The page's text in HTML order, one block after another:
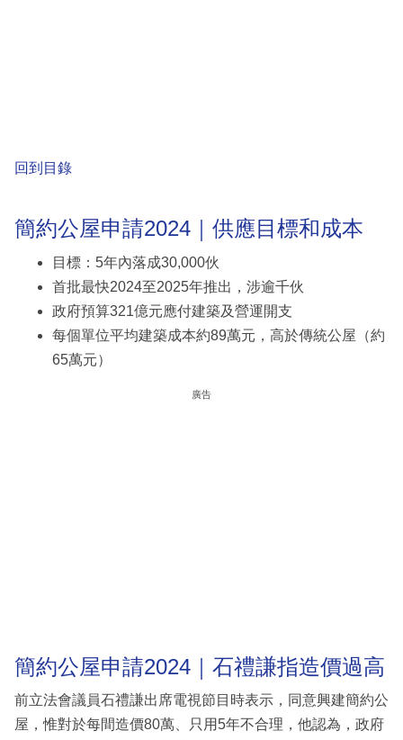
回到目錄
簡約公屋申請2024｜供應目標和成本
目標：5年內落成30,000伙
首批最快2024至2025年推出，涉逾千伙
政府預算321億元應付建築及營運開支
每個單位平均建築成本約89萬元，高於傳統公屋（約
65萬元）
廣告
簡約公屋申請2024｜石禮謙指造價過高
前立法會議員石禮謙出席電視節目時表示，同意興建簡約公
屋，惟對於每間造價80萬、只用5年不合理，他認為，政府